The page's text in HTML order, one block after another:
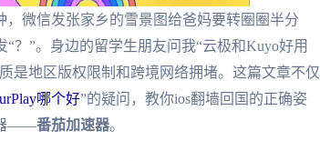
微信发张家乡的雪景图给爸妈要转圈圈半分
？”。身边的留学生朋友问我“云极和Kuyo好用
是地区版权限制和跨境网络拥堵。这篇文章不仅
哪个好”的疑问，教你ios翻墙回国的正确姿
器——番茄加速器。